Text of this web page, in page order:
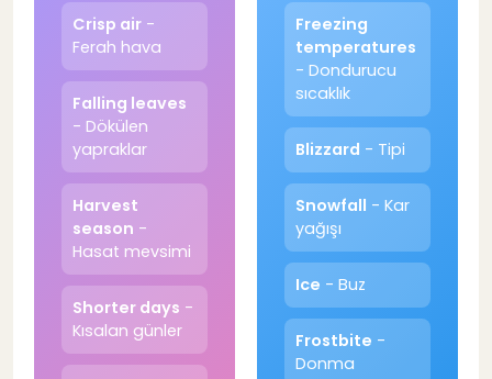
Crisp air -
Ferah hava
Falling leaves
- Dökülen
yapraklar
Harvest
season -
Hasat mevsimi
Shorter days -
Kısalan günler
Freezing
temperatures
- Dondurucu
sıcaklık
Blizzard - Tipi
Snowfall - Kar
yağışı
Ice - Buz
Frostbite -
Donma